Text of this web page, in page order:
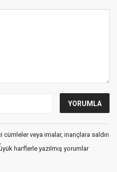
veya imalar, inançlara saldırı
harflerle yazılmış yorumlar